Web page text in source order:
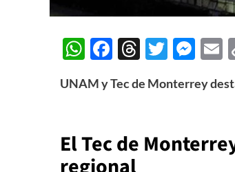
WhatsApp
Facebook
Threads
UNAM y Tec de Monterrey
El Tec de